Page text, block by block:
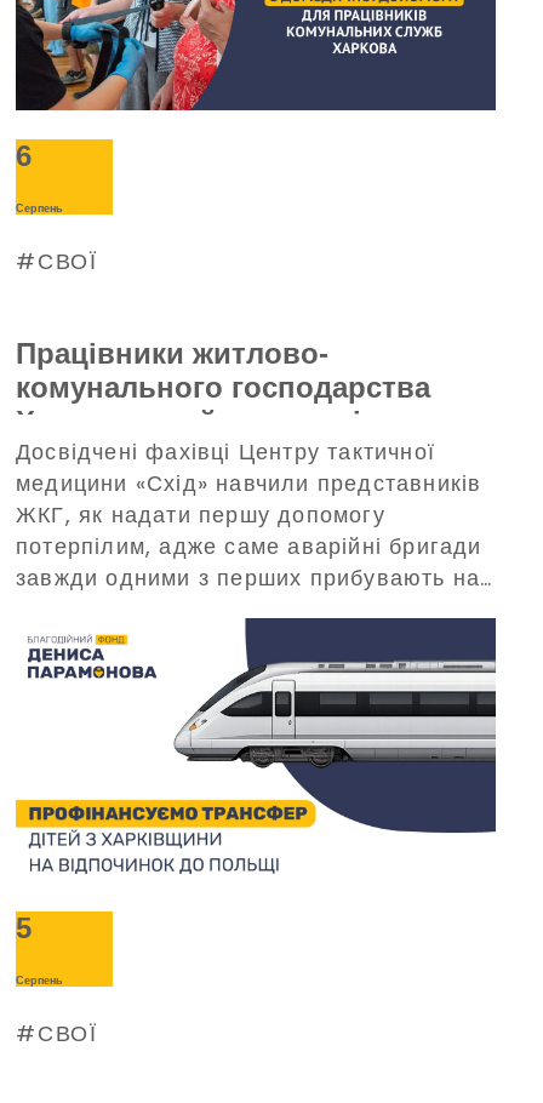
6
Серпень
СВОЇ
Працівники житлово-
комунального господарства
Харкова пройшли тренінг з
домедичної допомоги, що
організований Благодійним
фондом Дениса Парамонова
Досвідчені фахівці Центру тактичної
медицини «Схід» навчили представників
ЖКГ, як надати першу допомогу
потерпілим, адже саме аварійні бригади
завжди одними з перших прибувають на
5
Серпень
СВОЇ